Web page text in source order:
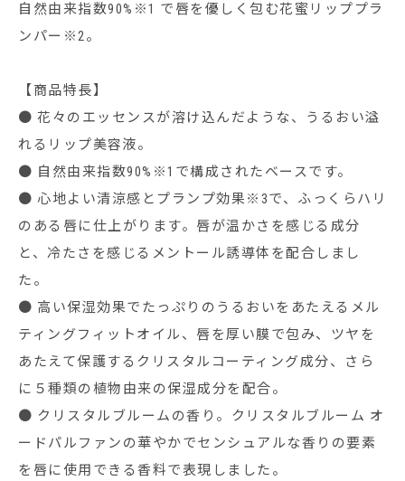
自然由来指数90%※1 で唇を優しく包む花蜜リッププラ
ンパー※2。
【商品特長】
● 花々のエッセンスが溶け込んだような、うるおい溢
れるリップ美容液。
● 自然由来指数90%※1で構成されたベースです。
● 心地よい清涼感とプランプ効果※3で、ふっくらハリ
のある唇に仕上がります。唇が温かさを感じる成分
と、冷たさを感じるメントール誘導体を配合しまし
た。
● 高い保湿効果でたっぷりのうるおいをあたえるメル
ティングフィットオイル、唇を厚い膜で包み、ツヤを
あたえて保護するクリスタルコーティング成分、さら
に５種類の植物由来の保湿成分を配合。
● クリスタルブルームの香り。クリスタルブルーム オ
ードパルファンの華やかでセンシュアルな香りの要素
を唇に使用できる香料で表現しました。